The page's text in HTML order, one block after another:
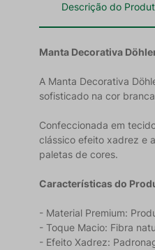
Descrição do
Manta Decorativa
A Manta Decorativa
sofisticado na cor
Confeccionada em
clássico efeito xadrez e
paletas de cores.
Características do
- Material Premium:
- Toque Macio: Fibra
- Efeito Xadrez: